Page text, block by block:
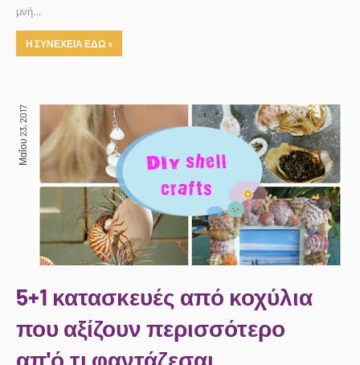
μνή…
Η ΣΥΝΕΧΕΙΑ ΕΔΩ »
Μαΐου 23, 2017
5+1 κατασκευές από κοχύλια
που αξίζουν περισσότερο
απ'ό,τι φαντάζεσαι